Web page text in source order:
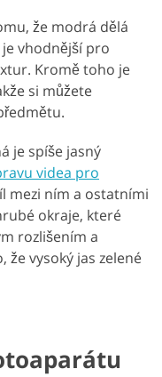
že modrá dělá
vhodnější pro
Kromě toho je
si můžete
je spíše jasný
videa pro
mezi ním a ostatními
okraje, které
rozlišením a
vysoký jas zelené